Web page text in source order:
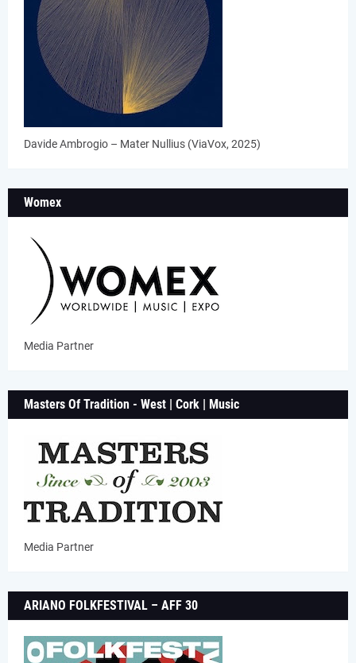
Davide Ambrogio – Mater Nullius (ViaVox, 2025)
Womex
Media Partner
Masters Of Tradition - West | Cork | Music
Media Partner
ARIANO FOLKFESTIVAL – AFF 30